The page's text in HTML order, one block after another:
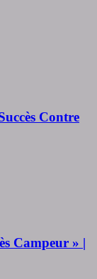
Contre
Campeur » |